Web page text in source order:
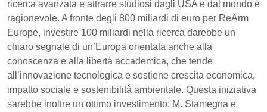
ricerca avanzata e attrarre studiosi dagli USA e dal mondo è
ragionevole. A fronte degli 800 miliardi di euro per ReArm
Europe, investire 100 miliardi nella ricerca darebbe un
chiaro segnale di un’Europa orientata anche alla
conoscenza e alla libertà accademica, che tende
all’innovazione tecnologica e sostiene crescita economica,
impatto sociale e sostenibilità ambientale. Questa iniziativa
sarebbe inoltre un ottimo investimento: M. Stamegna e